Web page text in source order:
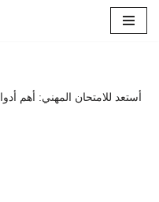
أستعد للامتحان المهني: أهم